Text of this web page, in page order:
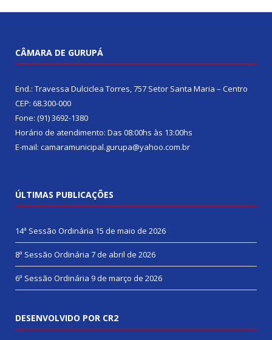
CÂMARA DE GURUPÁ
End.: Travessa Dulciclea Torres, 757 Setor Santa Maria – Centro
CEP: 68.300-000
Fone: (91) 3692-1380
Horário de atendimento: Das 08:00hs às 13:00hs
E-mail: camaramunicipal.gurupa@yahoo.com.br
ÚLTIMAS PUBLICAÇÕES
14ª Sessão Ordinária 15 de maio de 2026
8ª Sessão Ordinária 7 de abril de 2026
6ª Sessão Ordinária 9 de março de 2026
DESENVOLVIDO POR CR2